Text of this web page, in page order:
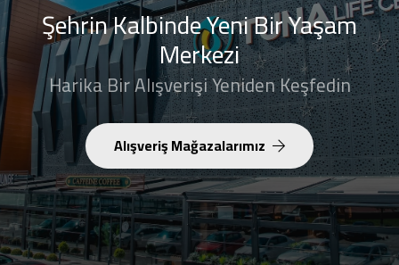
Şehrin Kalbinde Yeni Bir Yaşam
Merkezi
Harika Bir Alışverişi Yeniden Keşfedin
Alışveriş Mağazalarımız